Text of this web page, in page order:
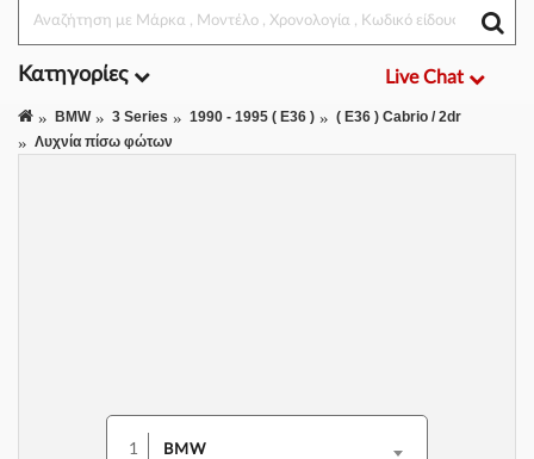
Κατηγορίες Live Chat
BMW 3 Series 1990 - 1995 ( E36 )
( E36 ) Cabrio / 2dr
Λυχνία πίσω φώτων
1 BMW